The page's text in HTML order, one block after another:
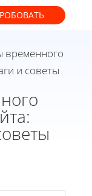
временного
и советы